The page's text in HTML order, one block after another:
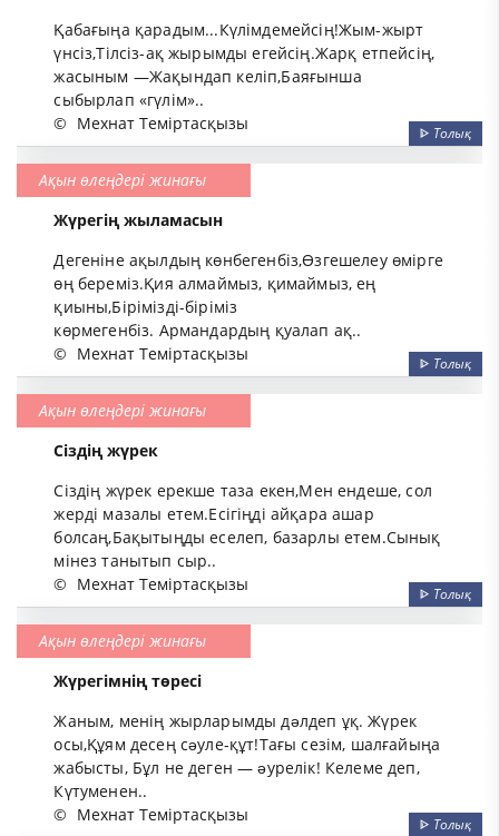
Қабағыңа қарадым...Күлімдемейсің!Жым-жырт
үнсіз,Тілсіз-ақ жырымды егейсің.Жарқ етпейсің,
жасыным —Жақындап келіп,Баяғынша
сыбырлап «гүлім»..
© Мехнат Теміртасқызы ᐈ Толық
Ақын өлеңдері жинағы
Жүрегің жыламасын
Дегеніне ақылдың көнбегенбіз,Өзгешелеу өмірге
өң береміз.Қия алмаймыз, қимаймыз, ең
қиыны,Бірімізді-біріміз
көрмегенбіз. Армандардың қуалап ақ..
© Мехнат Теміртасқызы ᐈ Толық
Ақын өлеңдері жинағы
Сіздің жүрек
Сіздің жүрек ерекше таза екен,Мен ендеше, сол
жерді мазалы етем.Есігіңді айқара ашар
болсаң,Бақытыңды еселеп, базарлы етем.Сынық
мінез танытып сыр..
© Мехнат Теміртасқызы ᐈ Толық
Ақын өлеңдері жинағы
Жүрегімнің төресі
Жаным, менің жырларымды дəлдеп ұқ. Жүрек
осы,Құям десең сəуле-құт!Тағы сезім, шалғайыңа
жабысты, Бұл не деген — əурелік! Келеме деп,
Күтуменен..
© Мехнат Теміртасқызы ᐈ Толық